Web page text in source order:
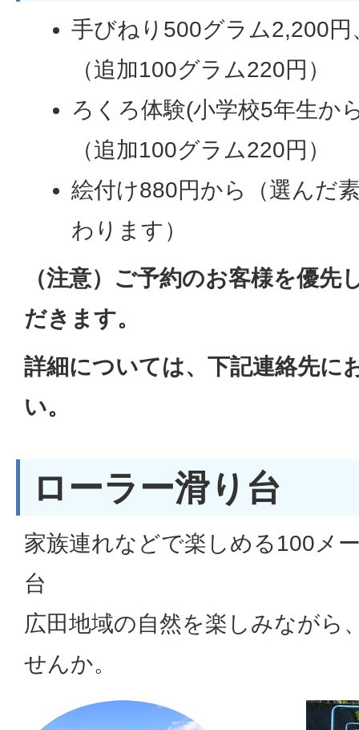
手びねり500グラム2,200
（追加100グラム220円）
ろくろ体験(小学校5年生か
（追加100グラム220円）
絵付け880円から（選んだ
わります）
（注意）ご予約のお客様を優先
だきます。
詳細については、下記連絡先に
い。
ローラー滑り台
家族連れなどで楽しめる100メ
台
広田地域の自然を楽しみながら
せんか。